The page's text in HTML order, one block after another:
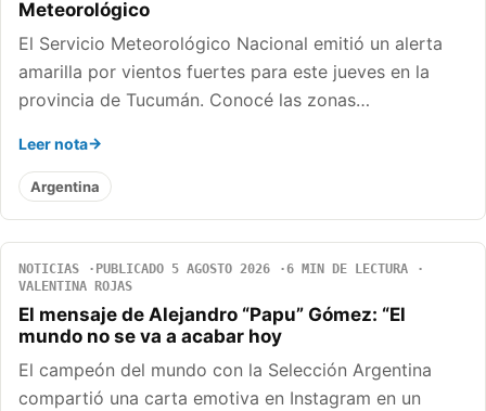
Meteorológico
El Servicio Meteorológico Nacional emitió un alerta
amarilla por vientos fuertes para este jueves en la
provincia de Tucumán. Conocé las zonas…
Leer nota
Argentina
NOTICIAS PUBLICADO 5 AGOSTO 2026
6 MIN DE LECTURA
VALENTINA ROJAS
El mensaje de Alejandro “Papu” Gómez: “El
mundo no se va a acabar hoy
El campeón del mundo con la Selección Argentina
compartió una carta emotiva en Instagram en un